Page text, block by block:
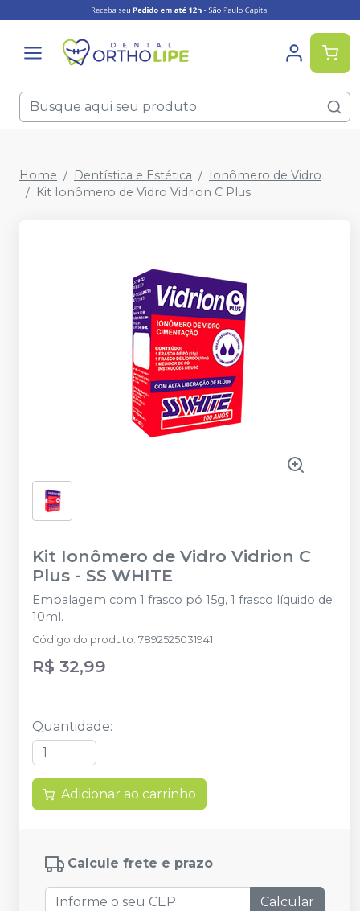
Home Dentística e Estética
Ionômero de Vidro
Kit Ionômero de Vidro Vidrion C Plus
Kit Ionômero de Vidro Vidrion C
Plus - SS WHITE
Embalagem com 1 frasco pó 15g, 1 frasco líquido de
10ml.
Código do produto: 7892525031941
R$ 32,99
Quantidade:
Adicionar ao carrinho
Calcule frete e prazo
Calcular